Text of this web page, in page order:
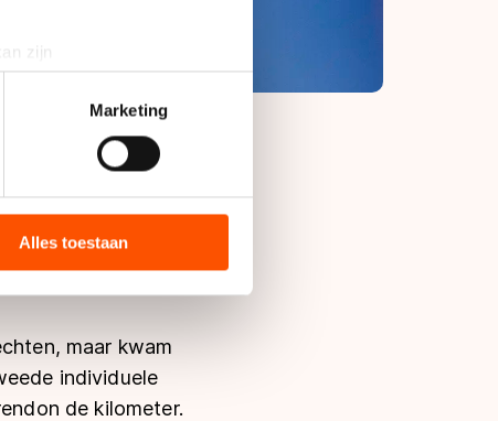
zijn
detailgedeeltein. U kunt uw
media, advertenties en
zij hebben verzameld via
de VS, waar mogelijk geen
in met deze overdracht.
Marketing
Alles toestaan
De koningin van
maar kwam
individuele
de kilometer.